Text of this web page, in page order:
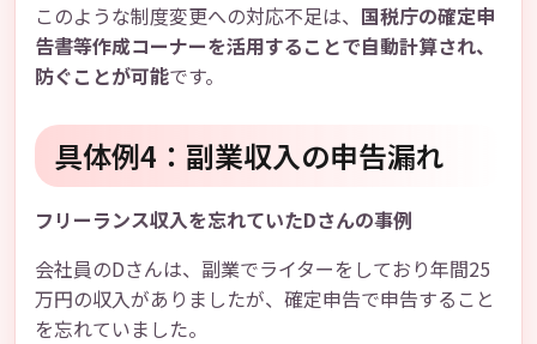
このような制度変更への対応不足は、 国税庁の確定申
告書等作成コーナーを活用することで自動計算され、
防ぐことが可能です。
具体例4：副業収入の申告漏れ
フリーランス収入を忘れていたDさんの事例
会社員のDさんは、副業でライターをしており年間25
万円の収入がありましたが、確定申告で申告すること
を忘れていました。